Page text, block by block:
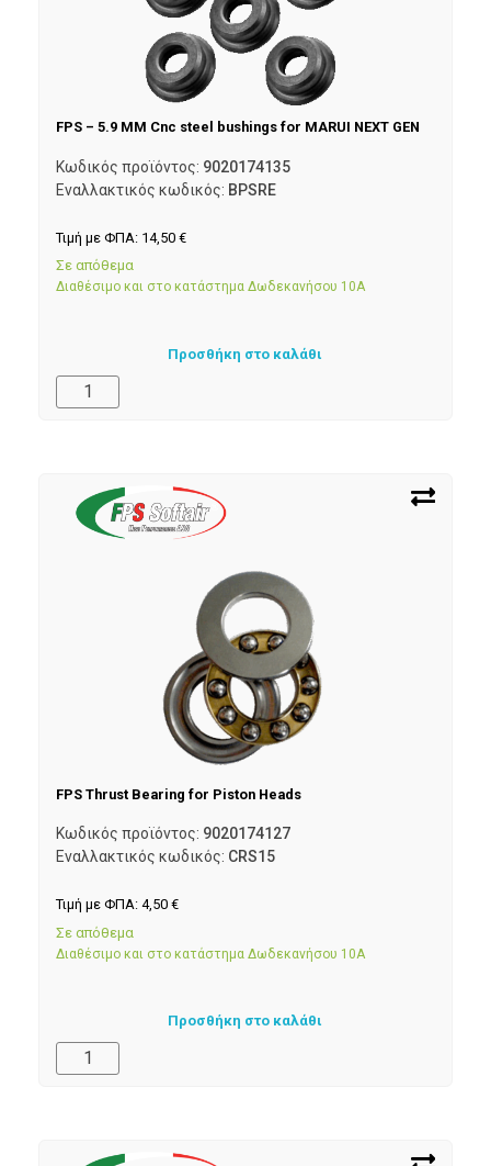
FPS – 5.9 MM Cnc steel bushings for MARUI NEXT GEN
Κωδικός προϊόντος: 9020174135
Εναλλακτικός κωδικός: BPSRE
Τιμή με ΦΠΑ: 14,50 €
Σε απόθεμα
Διαθέσιμο και στο κατάστημα Δωδεκανήσου 10Α
Προσθήκη στο καλάθι
FPS Thrust Bearing for Piston Heads
Κωδικός προϊόντος: 9020174127
Εναλλακτικός κωδικός: CRS15
Τιμή με ΦΠΑ: 4,50 €
Σε απόθεμα
Διαθέσιμο και στο κατάστημα Δωδεκανήσου 10Α
Προσθήκη στο καλάθι